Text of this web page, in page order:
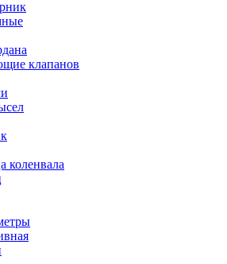
клапанов
коленвала